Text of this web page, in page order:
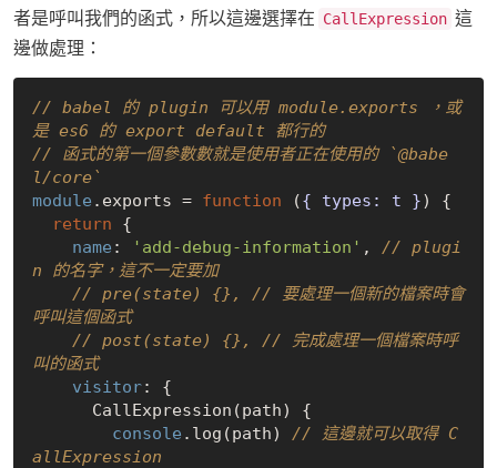
者是呼叫我們的函式，所以這邊選擇在 CallExpression 這
邊做處理：
// babel 的 plugin 可以用 module.exports ，或
是 es6 的 export default 都行的
// 函式的第一個參數數就是使用者正在使用的 `@babe
l/core`
module .exports = function ({ types: t }) {
return {
name : 'add-debug-information' , // plugi
n 的名字，這不一定要加
// pre(state) {}, // 要處理一個新的檔案時會
呼叫這個函式
// post(state) {}, // 完成處理一個檔案時呼
叫的函式
visitor: {
console .log(path) // 這邊就可以取得 C
allExpression